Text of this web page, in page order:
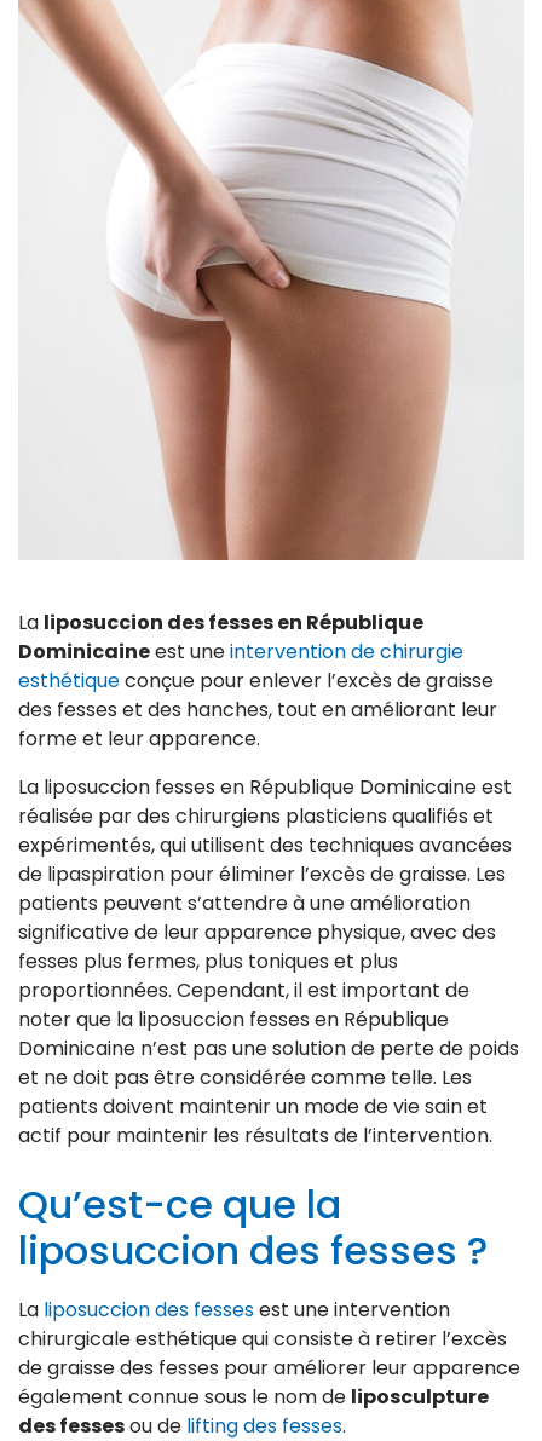
La liposuccion des fesses en République
Dominicaineest uneintervention de chirurgie
esthétiqueconçue pour enlever l’excès de graisse
des fesses et des hanches, tout en améliorant leur
forme et leur apparence.
La liposuccion fesses en République Dominicaine est
réalisée par des chirurgiens plasticiens qualifiés et
expérimentés, qui utilisent des techniques avancées
de lipaspiration pour éliminer l’excès de graisse. Les
patients peuvent s’attendre à une amélioration
significative de leur apparence physique, avec des
fesses plus fermes, plus toniques et plus
proportionnées. Cependant, il est important de
noter que la liposuccion fesses en République
Dominicaine n’est pas une solution de perte de poids
et ne doit pas être considérée comme telle. Les
patients doivent maintenir un mode de vie sain et
actif pour maintenir les résultats de l’intervention.
Qu’est-ce que la
liposuccion des fesses ?
La liposuccion des fessesest une intervention
chirurgicale esthétique qui consiste à retirer l’excès
de graisse des fesses pour améliorer leur apparence
également connue sous le nom de liposculpture
des fessesou de lifting des fesses.